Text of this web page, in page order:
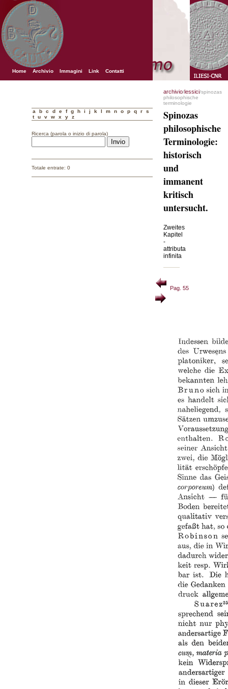
Home Archivio Immagini Link Contatti
a b c d e f g h i j k l m n o p q r
s
t
u v w x y z
Ricerca (parola o inizio di parola)
Totale entrate: 0
archivio/lessici/spinozas
philosophische
terminologie
Spinozas
philosophische
Terminologie:
historisch
und
immanent
kritisch
untersucht.
Zweites
Kapitel
-
attributa
infinita
Pag. 55